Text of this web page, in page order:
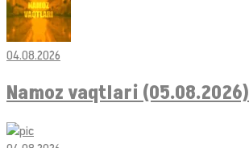
04.08.2026
Namoz vaqtlari (05.08.2026)